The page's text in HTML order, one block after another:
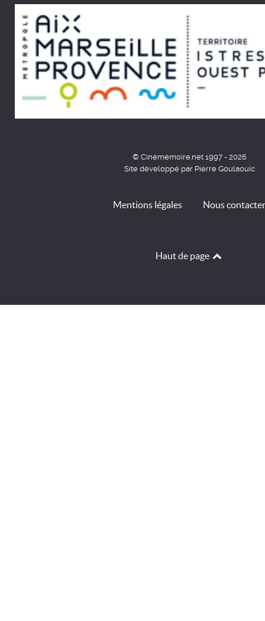
© Cinémémoire.net 1997 - 2026
Site développé par Pierre Goulaouic
Mentions légales Nous contacter
Haut de page